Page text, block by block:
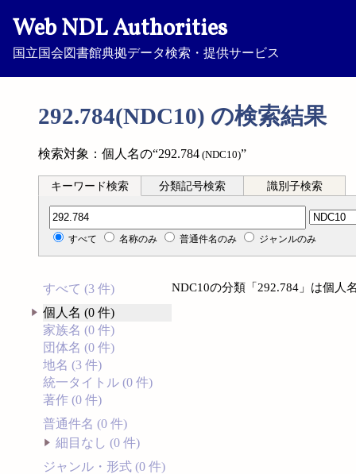
Web NDL Authorities
国立国会図書館典拠データ検索・提供サービス
292.784(NDC10) の検索結果
検索対象：個人名の“292.784 (NDC10)”
キーワード検索 分類記号検索 識別子検索
分類記号検索
すべて 名称のみ 普通件名のみ ジャンルのみ
すべて (3 件)
個人名 (0 件)
家族名 (0 件)
団体名 (0 件)
地名 (3 件)
統一タイトル (0 件)
著作 (0 件)
普通件名 (0 件)
細目なし (0 件)
ジャンル・形式 (0 件)
NDC10の分類「292.784」は個人